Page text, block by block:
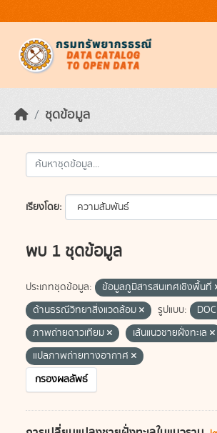
ชุดข้อมูล
เรียงโดย
พบ 1 ชุดข้อมูล
ประเภทชุดข้อมูล: ข้อมูลภูมิสารสนเทศเชิงพื้นที่
ด้านธรณีวิทยาสิ่งแวดล้อม
รูปแบบ: DOC
ภาพถ่ายดาวเทียม
เส้นแนวชายฝั่งทะเล
แปลภาพถ่ายทางอากาศ
กรองผลลัพธ์